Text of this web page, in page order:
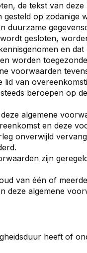
de tekst van
op zodanige
duurzame
gesloten,
en
worden
voorwaarden
lid van
beroepen op
algemene
en deze
onverwijld
zijn
van één of
deze algemene
heeft of